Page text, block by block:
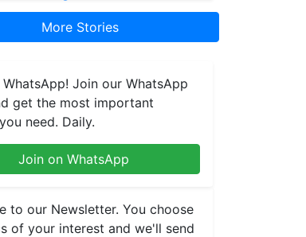
More Stories
WhatsApp! Join our WhatsApp
get the most important
need. Daily.
Join on WhatsApp
to our Newsletter. You choose
of your interest and we'll send